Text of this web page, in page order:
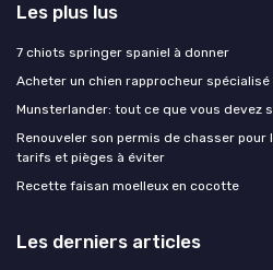
Les plus lus
7 chiots springer spaniel à donner
Acheter un chien rapprocheur
Munsterlander: tout ce que vous devez
Renouveler son permis de chasser pour
tarifs et pièges à éviter
Recette faisan moelleux en cocotte
Les derniers articles